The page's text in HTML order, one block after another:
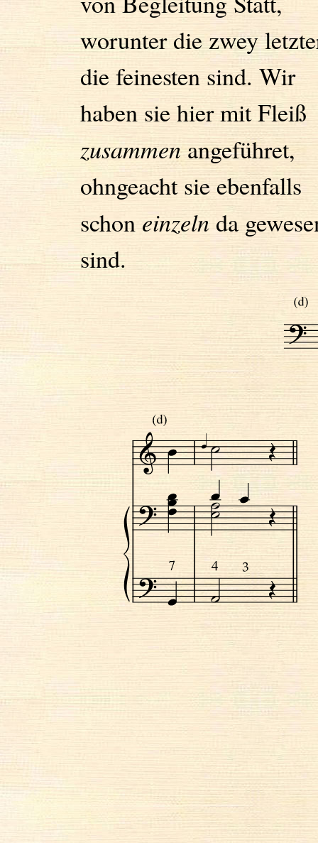
worunter die zwey
die feinesten sind. Wir
haben sie hier mit Fleiß
zusammenangeführet,
ohngeacht sie ebenfalls
schon einzelnda
sind.